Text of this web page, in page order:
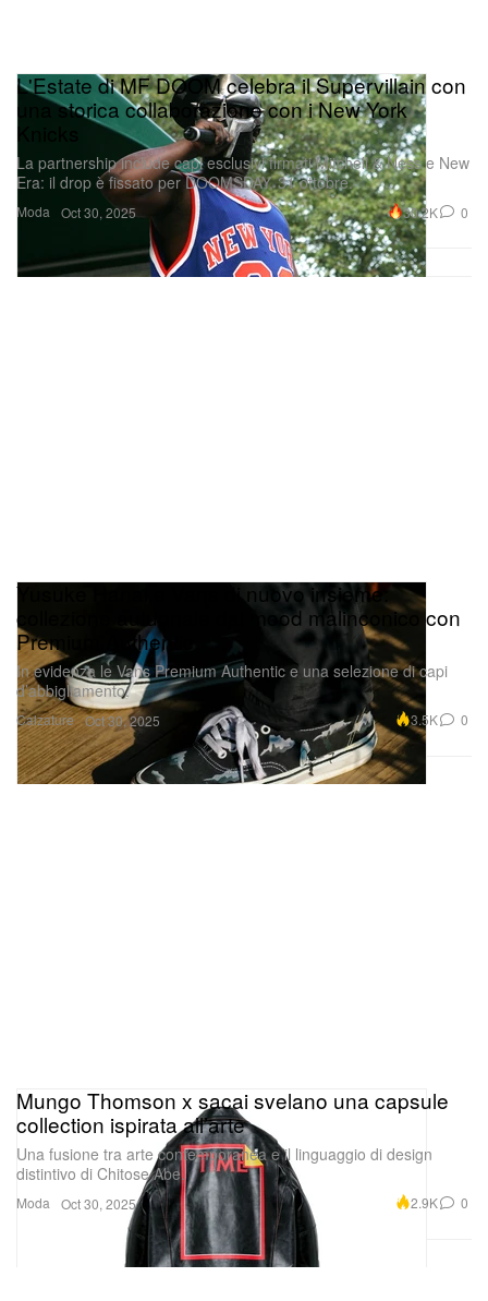
Moda
L'Estate di MF DOOM celebra il Supervillain con
una storica collaborazione con i New York
La partnership include capi esclusivi firmati Mitchell & Ness e New
Era: il drop è fissato per DOOMSDAY, 31 ottobre.
Oct 30, 2025 30.2K 0
Calzature
Yusuke Hanai e Vans di nuovo insieme:
collezione autunnale dal mood malinconico con
Premium Authentic
In evidenza le Vans Premium Authentic e una selezione di capi
d’abbigliamento.
Oct 30, 2025 3.5K 0
Moda
Mungo Thomson x sacai svelano una capsule
collection ispirata all’arte
Una fusione tra arte contemporanea e il linguaggio di design
distintivo di Chitose Abe.
Oct 30, 2025 2.9K 0